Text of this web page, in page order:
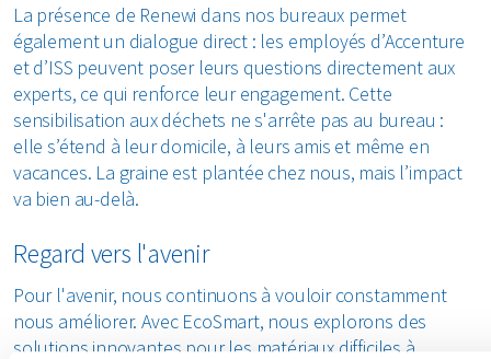
La présence de Renewi dans nos bureaux permet
également un dialogue direct : les employés d’Accenture
et d’ISS peuvent poser leurs questions directement aux
experts, ce qui renforce leur engagement. Cette
sensibilisation aux déchets ne s'arrête pas au bureau :
elle s’étend à leur domicile, à leurs amis et même en
vacances. La graine est plantée chez nous, mais l’impact
va bien au-delà.
Regard vers l'avenir
Pour l'avenir, nous continuons à vouloir constamment
nous améliorer. Avec EcoSmart, nous explorons des
solutions innovantes pour les matériaux difficiles à